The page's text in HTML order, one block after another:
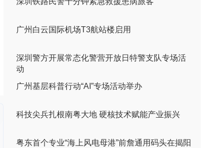
广州白云国际机场T3航站楼启用
深圳警方开展常态化警营开放日特警支队专场活
动
广州基层科普行动“AI”专场活动举办
科技尖兵扎根南粤大地 硬核技术赋能产业振兴
粤东首个专业“海上风电母港”前詹通用码头在揭阳